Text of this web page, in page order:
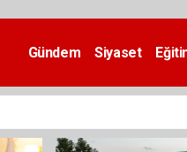
Gündem Siyaset